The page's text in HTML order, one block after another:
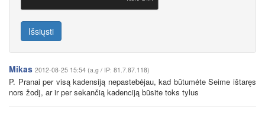
Išsiųsti
Mikas 2012-08-25 15:54 (a.g / IP: 81.7.87.118)
P. Pranai per visą kadensiją nepastebėjau, kad būtumėte Seime ištaręs
nors žodį, ar ir per sekančią kadenciją būsite toks tylus